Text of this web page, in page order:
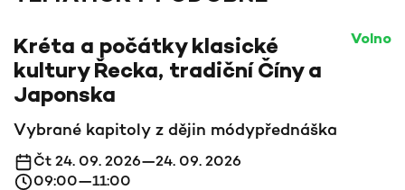
Kréta a počátky klasické
kultury Řecka, tradiční Číny a
Japonska
Volno
Vybrané kapitoly z dějin módypřednáška
Čt 24. 09. 2026—24. 09. 2026
09:00—11:00